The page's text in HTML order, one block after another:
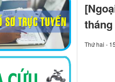
tháng
Thứ hai -